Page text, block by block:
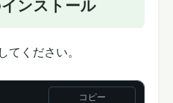
ンストール
てください。
コピー